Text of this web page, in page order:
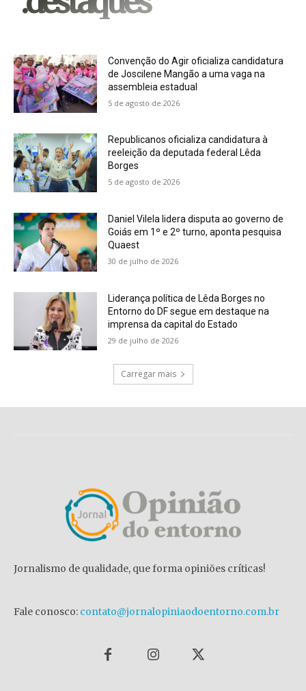
Convenção do Agir oficializa candidatura
de Joscilene Mangão a uma vaga na
assembleia estadual
5 de agosto de 2026
Republicanos oficializa candidatura à
reeleição da deputada federal Lêda
Borges
5 de agosto de 2026
Daniel Vilela lidera disputa ao governo de
Goiás em 1º e 2º turno, aponta pesquisa
Quaest
30 de julho de 2026
Liderança política de Lêda Borges no
Entorno do DF segue em destaque na
imprensa da capital do Estado
29 de julho de 2026
Carregar mais
Jornalismo de qualidade, que forma opiniões críticas!
Fale conosco: contato@jornalopiniaodoentorno.com.br